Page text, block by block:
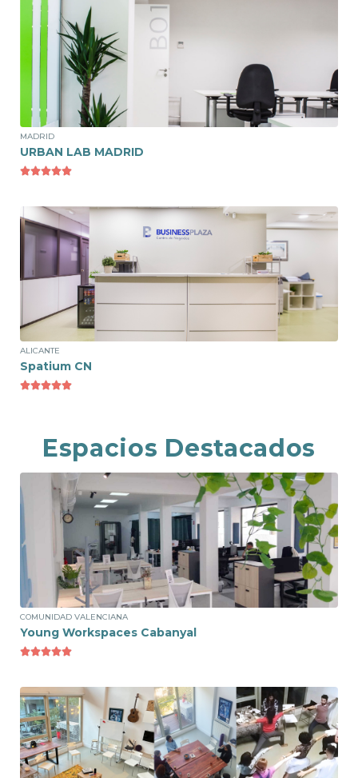
25€/hora
Sala de Reuniones
Ver espacio
MADRID
URBAN LAB MADRID

17€ /hora
Sala de Reuniones
Ver espacio
ALICANTE
Spatium CN

Espacios Destacados
180€ /mes
Puesto Flexible
Ver espacio
COMUNIDAD VALENCIANA
Young Workspaces Cabanyal

Pase diario media jornada
Ver espacio